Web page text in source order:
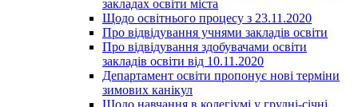
закладах освіти міста
Щодо освітнього процесу з 23.11.2020
Про відвідування учнями закладів освіти
Про відвідування здобувачами освіти
закладів освіти від 10.11.2020
Департамент освіти пропонує нові терміни
зимових канікул
Щодо навчання в колегіумі у грудні-січні